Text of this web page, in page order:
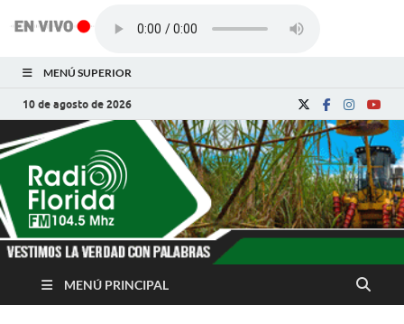
MENÚ SUPERIOR
10 de agosto de 2026
Radio Florida de
Cuba
Noticias y Actualidades de Florida, Camagüey,
MENÚ PRINCIPAL